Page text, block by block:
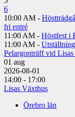
6
10:00 AM -
fri entré
11:00 AM - Höstfest i
11:00 AM -
Pelargonträff vid
01 aug
2026-08-01
14:00 - 17:00
Lisas Växthus
Örebro län